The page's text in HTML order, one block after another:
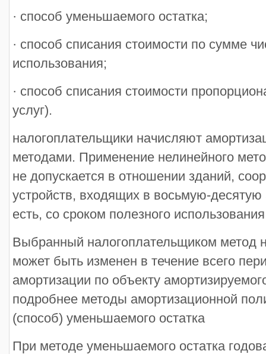
· способ уменьшаемого остатка;
· способ списания стоимости по сумме
использования;
· способ списания стоимости
услуг).
налогоплательщики начисляют
методами. Применение нелинейного
не допускается в отношении зданий,
устройств, входящих в восьмую-
есть, со сроком полезного
Выбранный налогоплательщиком метод
может быть изменен в течение всего
амортизации по объекту
подробнее методы амортизационной
(способ) уменьшаемого остатка
При методе уменьшаемого остатка